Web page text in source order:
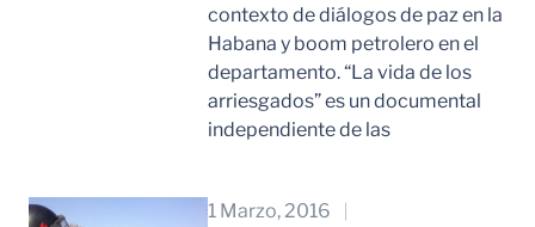
contexto de diálogos de paz en la
Habana y boom petrolero en el
departamento. “La vida de los
arriesgados” es un documental
independiente de las
1 Marzo, 2016